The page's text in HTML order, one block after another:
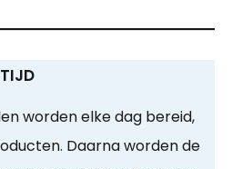
worden elke dag bereid,
Daarna worden de